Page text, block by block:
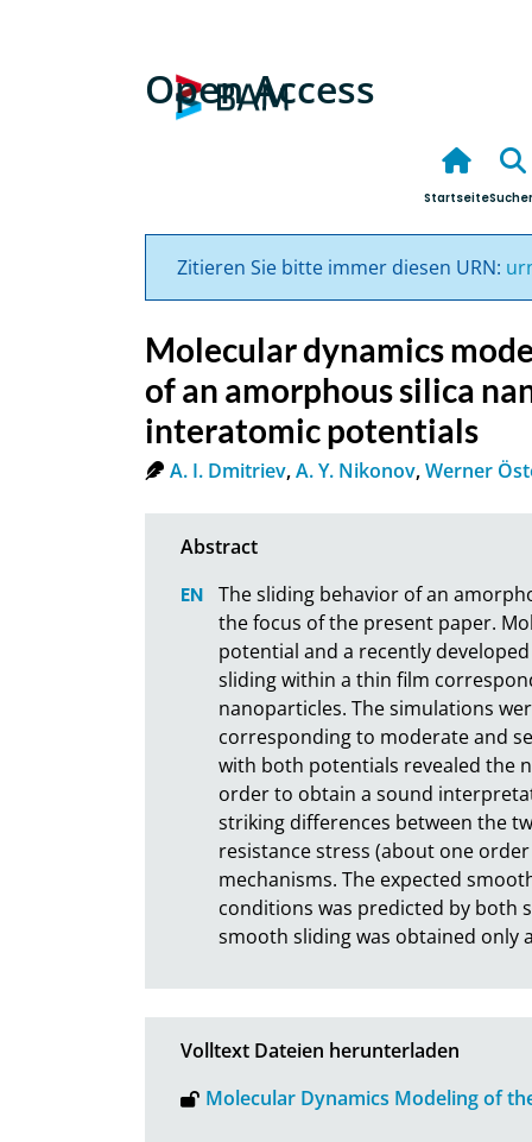
Open Access
Startseite
Zitieren Sie bitte immer diesen URN:
Molecular dynamics
of an amorphous silica
interatomic potentials
A. I. Dmitriev,A. Y. Nikonov,Werner
The sliding behavior of an
the focus of the present paper.
potential and a recently
sliding within a thin film
nanoparticles. The simulations
corresponding to moderate and
with both potentials revealed the
order to obtain a sound
striking differences between the
resistance stress (about one
mechanisms. The expected
conditions was predicted by both
smooth sliding was obtained only
Volltext Dateien herunterladen
Molecular Dynamics Modeling of